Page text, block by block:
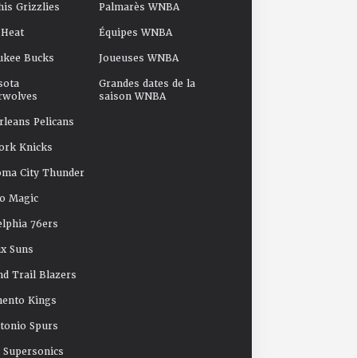
Grizzlies
Bucks
Pelicans
Knicks
City Thunder
Magic
76ers
Suns
Trail Blazers
Kings
Spurs
Supersonics
Palmarès WNBA
Équipes WNBA
Joueuses WNBA
Grandes dates de la
saison WNBA